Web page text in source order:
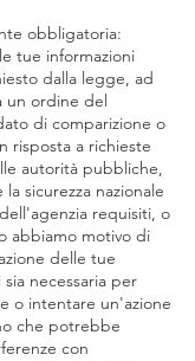
obbligatoria:
tue informazioni
dalla legge, ad
un ordine del
di comparizione o
risposta a richieste
autorità pubbliche,
sicurezza nazionale
requisiti, o
abbiamo motivo di
delle tue
necessaria per
o intentare un'azione
che potrebbe
con